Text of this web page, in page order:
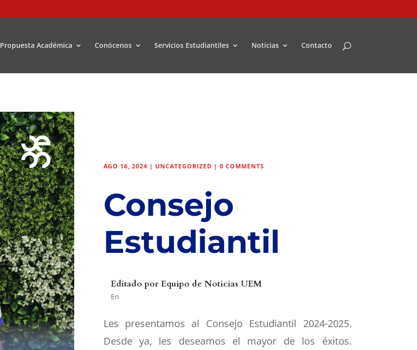
Propuesta Académica Conócenos Servicios Estudiantiles Noticias Contacto
AGO 16, 2024 | UNCATEGORIZED | 0 COMMENTS
Consejo
Estudiantil
Editado porEquipo de Noticias UEM
En
Les presentamos al Consejo Estudiantil 2024-2025.
Desde ya, les deseamos el mayor de los éxitos.